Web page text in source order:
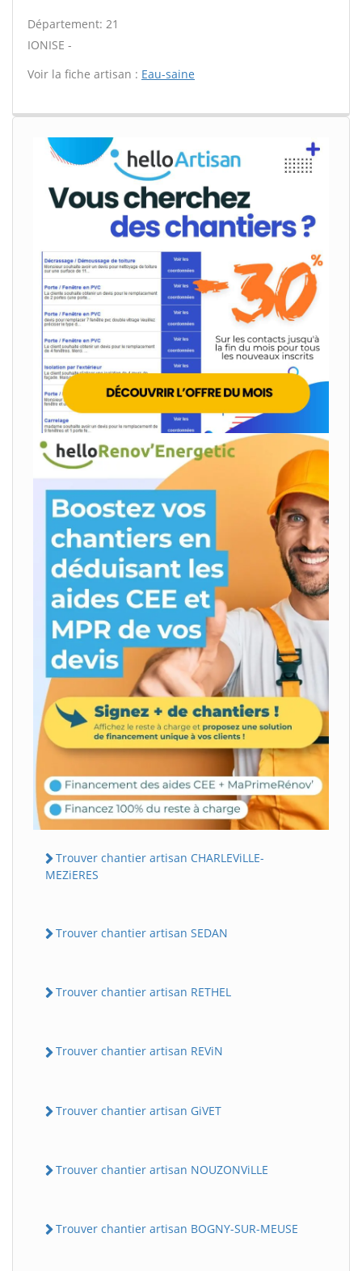
Département: 21
IONISE -
Voir la fiche artisan : Eau-saine
Trouver chantier artisan CHARLEViLLE-
MEZiERES
Trouver chantier artisan SEDAN
Trouver chantier artisan RETHEL
Trouver chantier artisan REViN
Trouver chantier artisan GiVET
Trouver chantier artisan NOUZONViLLE
Trouver chantier artisan BOGNY-SUR-MEUSE